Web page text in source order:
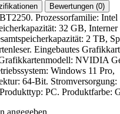
Bewertungen (0)
Prozessorfamilie: Intel
32 GB, Interner
2 TB,
Eingebautes
NVIDIA
Windows 11 Pro,
64-Bit. Stromversorgung:
PC. Produktfarbe: